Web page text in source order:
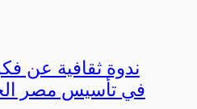
ندوة ثقافية عن
في تأسيس مصر